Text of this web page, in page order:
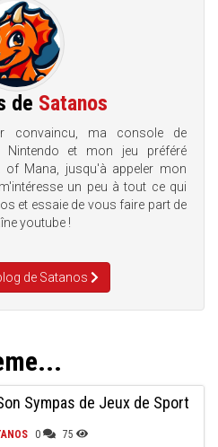
de Satanos
convaincu, ma console de
Nintendo et mon jeu préféré
of Mana, jusqu'à appeler mon
un peu à tout ce qui
et essaie de vous faire part de
youtube !
de Satanos
Sympas de Jeux de Sport
0 75